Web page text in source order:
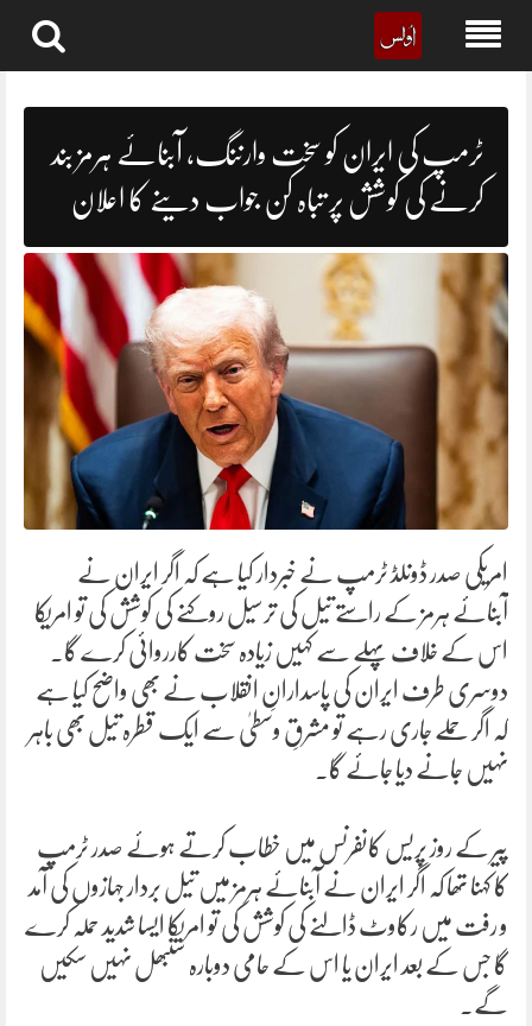
ٹرمپ کی ایران کو سخت وارننگ، آبنائے ہرمز بند
کرنے کی کوشش پر تباہ کن جواب دینے کا اعلان
امریکی صدر ڈونلڈ ٹرمپ نے خبردار کیا ہے کہ اگر ایران نے
آبنائے ہرمز کے راستے تیل کی ترسیل روکنے کی کوشش کی تو امریکا
اس کے خلاف پہلے سے کہیں زیادہ سخت کارروائی کرے گا۔
دوسری طرف ایران کی پاسدارانِ انقلاب نے بھی واضح کیا ہے
کہ اگر حملے جاری رہے تو مشرقِ وسطیٰ سے ایک قطرہ تیل بھی باہر
نہیں جانے دیا جائے گا۔
پیر کے روز پریس کانفرنس میں خطاب کرتے ہوئے صدر ٹرمپ
کا کہنا تھا کہ اگر ایران نے آبنائے ہرمز میں تیل بردار جہازوں کی آمد
و رفت میں رکاوٹ ڈالنے کی کوشش کی تو امریکا ایسا شدید حملہ کرے
گا جس کے بعد ایران یا اس کے حامی دوبارہ سنبھل نہیں سکیں
گے۔